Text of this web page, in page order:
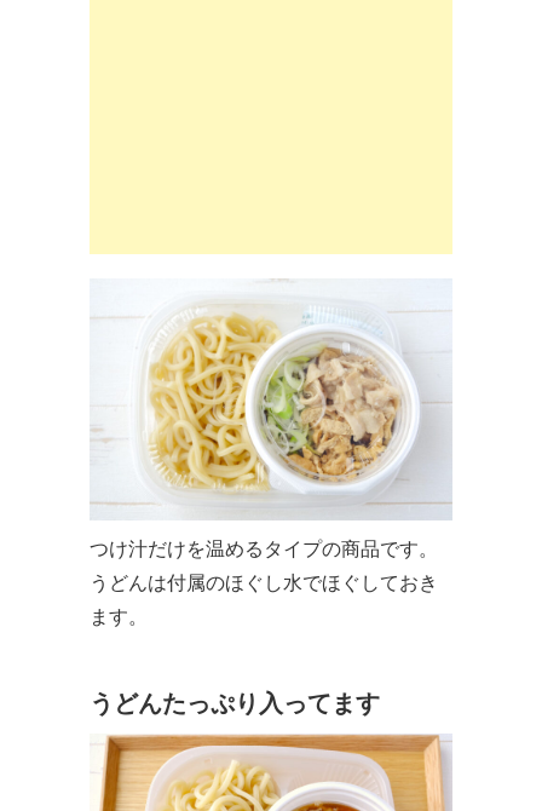
つけ汁だけを温めるタイプの商品です。
うどんは付属のほぐし水でほぐしておき
ます。
うどんたっぷり入ってます